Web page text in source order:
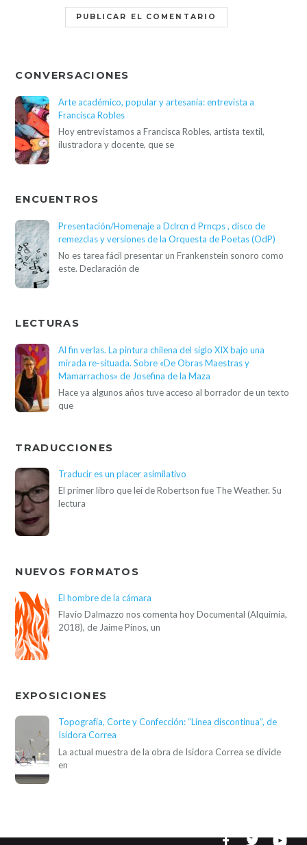
CONVERSACIONES
Arte académico, popular y artesanía: entrevista a
Francisca Robles
Hoy entrevistamos a Francisca Robles, artista textil,
ilustradora y docente, que se
ENCUENTROS
Presentación/Homenaje a Dclrcn d Prncps , disco de
remezclas y versiones de la Orquesta de Poetas (OdP)
No es tarea fácil presentar un Frankenstein sonoro como
este. Declaración de
LECTURAS
Al fin verlas. La pintura chilena del siglo XIX bajo una
mirada re-situada. Sobre «De Obras Maestras y
Mamarrachos» de Josefina de la Maza
Hace ya algunos años tuve acceso al borrador de un texto
que
TRADUCCIONES
Traducir es un placer asimilativo
El primer libro que leí de Robertson fue The Weather. Su
lectura
NUEVOS FORMATOS
El hombre de la cámara
Flavio Dalmazzo nos comenta hoy Documental (Alquimia,
2018), de Jaime Pinos, un
EXPOSICIONES
Topografía, Corte y Confección: “Línea discontinua”, de
Isidora Correa
La actual muestra de la obra de Isidora Correa se divide
en